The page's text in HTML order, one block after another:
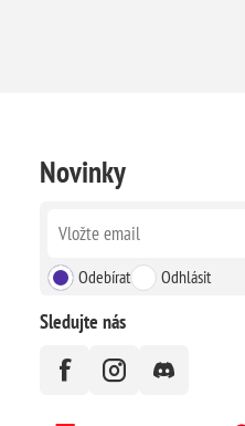
Novinky
Odebírat Odhlásit
Sledujte nás